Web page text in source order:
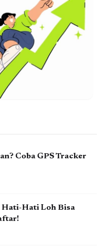
Coba GPS Tracker
Hati-Hati Loh Bisa